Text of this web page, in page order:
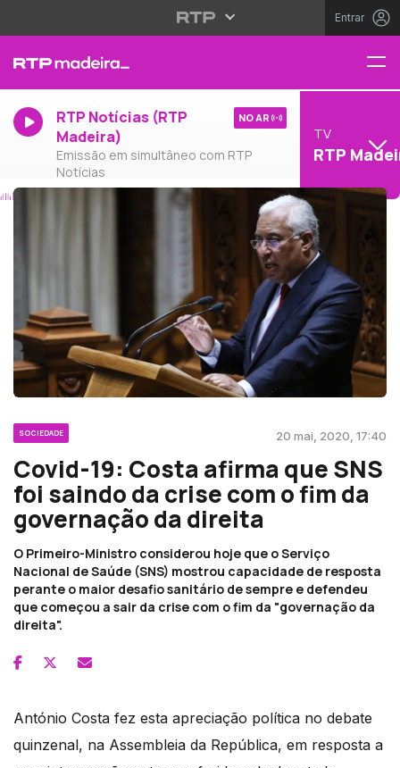
Entrar
RTP Notícias (RTP
Madeira)
Emissão em simultâneo com RTP
Notícias
NO AR
TV
RTP
SOCIEDADE 20 mai, 2020, 17:40
Covid-19: Costa afirma que SNS
foi saindo da crise com o fim da
governação da direita
O Primeiro-Ministro considerou hoje que o Serviço
Nacional de Saúde (SNS) mostrou capacidade de resposta
perante o maior desafio sanitário de sempre e defendeu
que começou a sair da crise com o fim da "governação da
direita".
António Costa fez esta apreciação política no debate
quinzenal, na Assembleia da República, em resposta a